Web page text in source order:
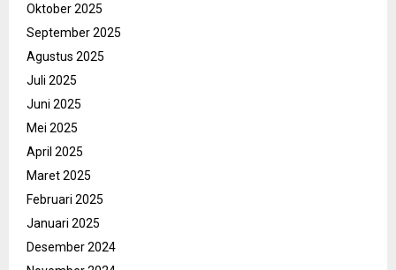
Oktober 2025
September 2025
Agustus 2025
Juli 2025
Juni 2025
Mei 2025
April 2025
Maret 2025
Februari 2025
Januari 2025
Desember 2024